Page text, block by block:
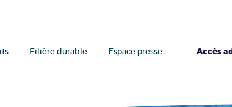
Filière durable Espace presse Accès